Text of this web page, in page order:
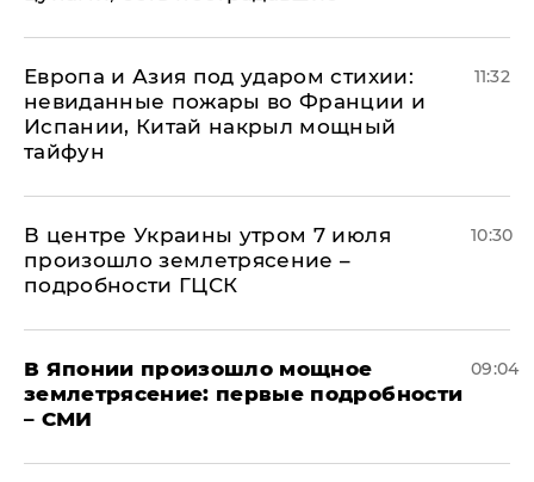
Европа и Азия под ударом стихии:
невиданные пожары во Франции и
Испании, Китай накрыл мощный
тайфун
11:32
В центре Украины утром 7 июля
произошло землетрясение –
подробности ГЦСК
10:30
В Японии произошло мощное
землетрясение: первые подробности
– СМИ
09:04